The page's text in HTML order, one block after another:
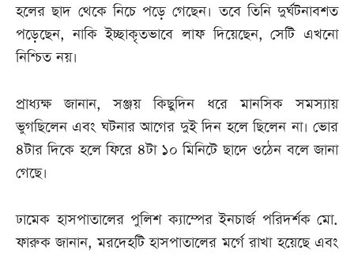
হলের ছাদ থেকে নিচে পড়ে গেছেন। তবে তিনি দুর্ঘটনাবশত
পড়েছেন, নাকি ইচ্ছাকৃতভাবে লাফ দিয়েছেন, সেটি এখনো
নিশ্চিত নয়।
প্রাধ্যক্ষ জানান, সঞ্জয় কিছুদিন ধরে মানসিক সমস্যায়
ভুগছিলেন এবং ঘটনার আগের দুই দিন হলে ছিলেন না। ভোর
৪টার দিকে হলে ফিরে ৪টা ১০ মিনিটে ছাদে ওঠেন বলে জানা
গেছে।
ঢামেক হাসপাতালের পুলিশ ক্যাম্পের ইনচার্জ পরিদর্শক মো.
ফারুক জানান, মরদেহটি হাসপাতালের মর্গে রাখা হয়েছে এবং